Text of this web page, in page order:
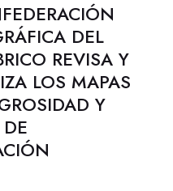
DEL
REVISA Y
LOS MAPAS
Y